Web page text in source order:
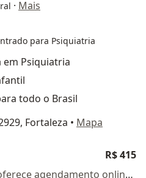
· Mais
para Psiquiatria
em Psiquiatria
todo o Brasil
Fortaleza • Mapa
R$ 415
Esse especialista não oferece agendamento online para esse endereço.